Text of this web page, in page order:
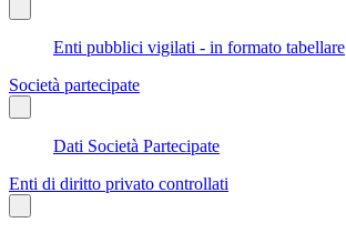
Enti pubblici vigilati - in formato tabellare
Società partecipate
Dati Società Partecipate
Enti di diritto privato controllati